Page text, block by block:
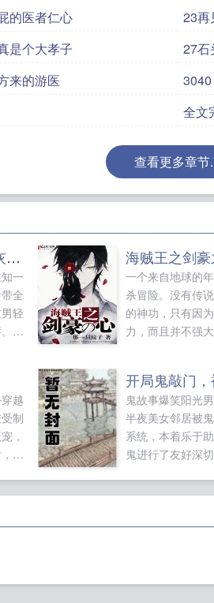
的医者仁心 23再
是个大孝子 27石
来的游医 3040
全文
查看更多章节
七零团宠：极品家人的炮灰娇娇女
一
全
轻
陆
踢
又
也
品
忘
海贼王之剑
一个来自地球的
杀冒险。没有传
的神功，只有因
力，而且并不强
无物不断。...
越
制
，
神
明
鬼故事爆笑阳光
半夜美女邻居被
系统，本着乐于
鬼进行了友好深
怖禁墟降临，一
不错的话请不要